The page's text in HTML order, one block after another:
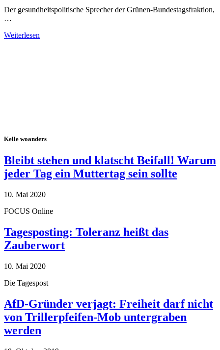
Der gesundheitspolitische Sprecher der Grünen-Bundestagsfraktion,
…
Weiterlesen
Kelle woanders
Bleibt stehen und klatscht Beifall! Warum
jeder Tag ein Muttertag sein sollte
10. Mai 2020
FOCUS Online
Tagesposting: Toleranz heißt das
Zauberwort
10. Mai 2020
Die Tagespost
AfD-Gründer verjagt: Freiheit darf nicht
von Trillerpfeifen-Mob untergraben
werden